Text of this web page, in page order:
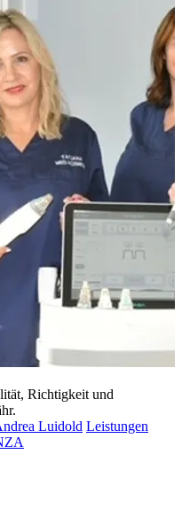
Richtigkeit und
Luidold Leistungen